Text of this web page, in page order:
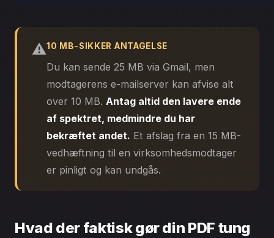
⚠️10 MB-SIKKER ANTAGELSE
Du kan sende 25 MB via Gmail, men
modtagerens e-mailserver kan afvise alt
over 10 MB. Antag altid den lavere ende
af spektret, medmindre du har
bekræftet andet. Et afslag fra en 15 MB-
vedhæftning til en virksomhedsmodtager
er pinligt og kan undgås.
Hvad der faktisk gør din PDF tung